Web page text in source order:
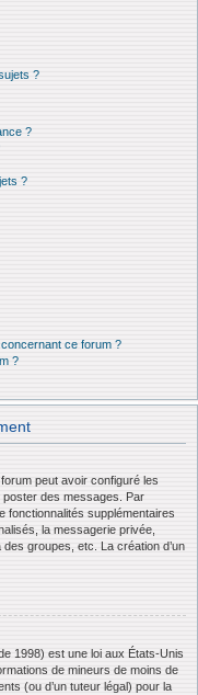
?
?
?
ce forum ?
?
peut avoir configuré les
poster des messages. Par
fonctionnalités supplémentaires
la messagerie privée,
groupes, etc. La création d’un
1998) est une loi aux États-Unis
de mineurs de moins de
(ou d’un tuteur légal) pour la